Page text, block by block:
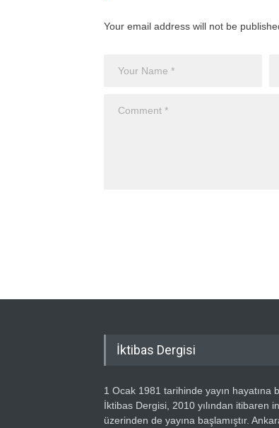
Your email address will not be
İktibas Dergisi
1 Ocak 1981 tarihinde yayın hayatına
İktibas Dergisi, 2010 yılından itibaren
üzerinden de yayına başlamıştır.